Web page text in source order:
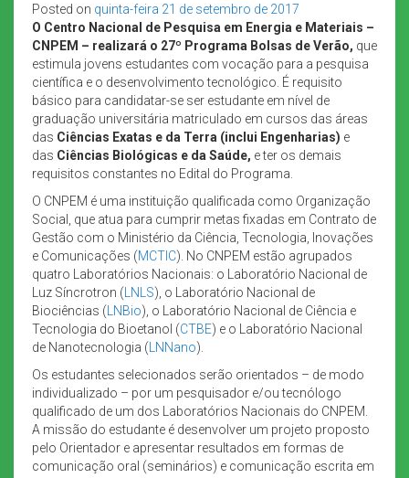
Posted on quinta-feira 21 de setembro de 2017
O Centro Nacional de Pesquisa em Energia e Materiais –
CNPEM – realizará o 27º Programa Bolsas de Verão, que
estimula jovens estudantes com vocação para a pesquisa
científica e o desenvolvimento tecnológico. É requisito
básico para candidatar-se ser estudante em nível de
graduação universitária matriculado em cursos das áreas
das Ciências Exatas e da Terra (inclui Engenharias) e
das Ciências Biológicas e da Saúde, e ter os demais
requisitos constantes no Edital do Programa.
O CNPEM é uma instituição qualificada como Organização
Social, que atua para cumprir metas fixadas em Contrato de
Gestão com o Ministério da Ciência, Tecnologia, Inovações
e Comunicações (MCTIC). No CNPEM estão agrupados
quatro Laboratórios Nacionais: o Laboratório Nacional de
Luz Síncrotron ( LNLS), o Laboratório Nacional de
Biociências ( LNBio), o Laboratório Nacional de Ciência e
Tecnologia do Bioetanol (CTBE) e o Laboratório Nacional
de Nanotecnologia ( LNNano).
Os estudantes selecionados serão orientados – de modo
individualizado – por um pesquisador e/ou tecnólogo
qualificado de um dos Laboratórios Nacionais do CNPEM.
A missão do estudante é desenvolver um projeto proposto
pelo Orientador e apresentar resultados em formas de
comunicação oral (seminários) e comunicação escrita em